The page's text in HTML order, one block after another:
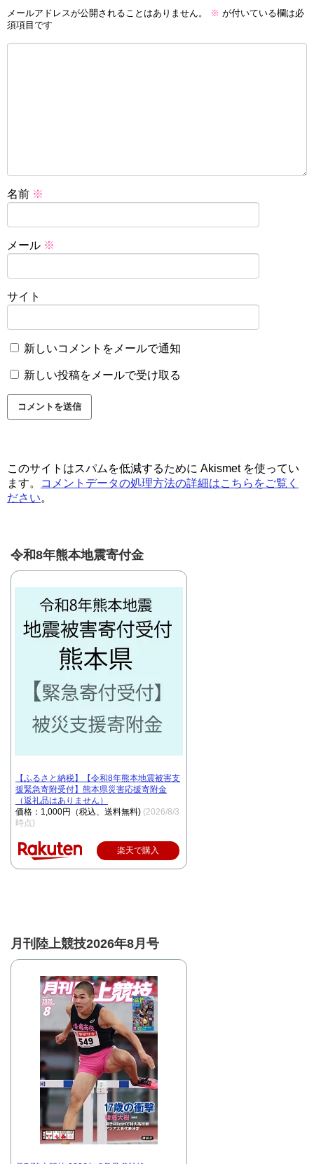
メールアドレスが公開されることはありません。 ※ が付いている欄は必
須項目です
名前 ※
メール ※
サイト
新しいコメントをメールで通知
新しい投稿をメールで受け取る
このサイトはスパムを低減するために Akismet を使ってい
ます。
コメントデータの処理方法の詳細はこちらをご覧く
ださい。
令和8年熊本地震寄付金
【ふるさと納税】【令和8年熊本地震被害支
援緊急寄附受付】熊本県災害応援寄附金
（返礼品はありません）
価格：1,000円（税込、送料無料) (2026/8/3
時点)
楽天で購入
月刊陸上競技2026年8月号